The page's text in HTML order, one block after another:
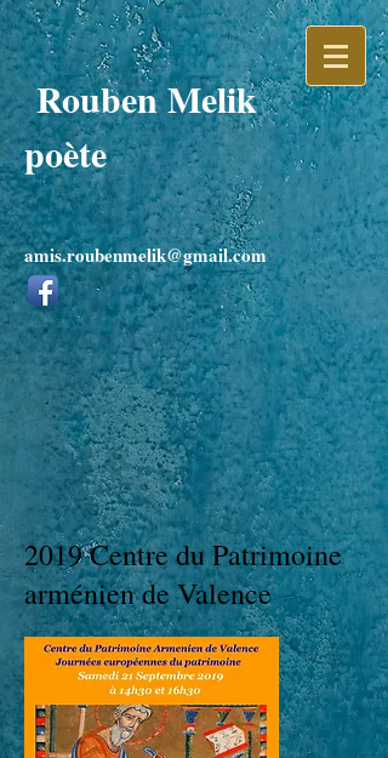
Rouben Melik
poète
amis.roubenmelik@gmail.com
2019 Centre du Patrimoine
arménien de Valence